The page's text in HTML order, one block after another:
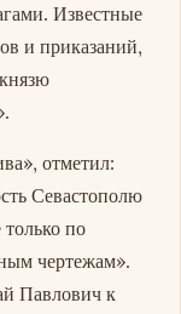
Известные
и приказаний,
отметил:
Севастополю
только по
чертежам».
Павлович к